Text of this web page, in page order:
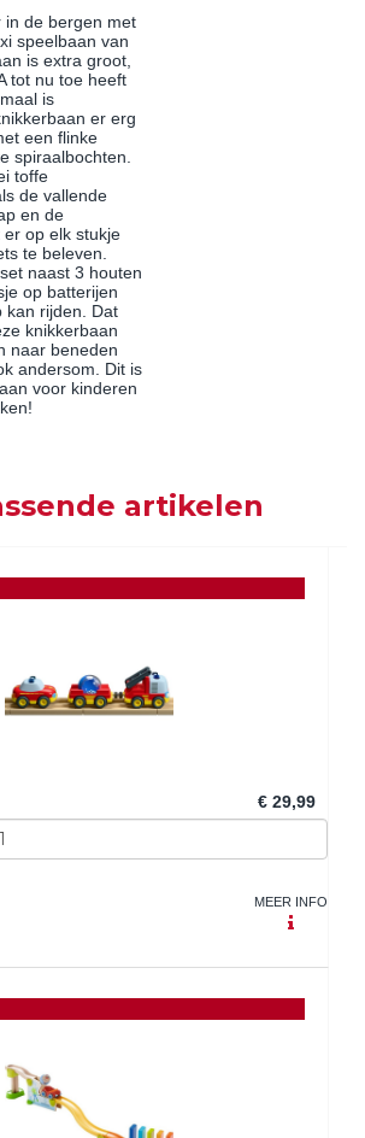
in de bergen met
speelbaan van
is extra groot,
tot nu toe heeft
is
er erg
een flinke
spiraalbochten.
toffe
de vallende
en de
op elk stukje
te beleven.
naast 3 houten
op batterijen
kan rijden. Dat
knikkerbaan
naar beneden
andersom. Dit is
voor kinderen
artikelen
€ 29,99
MEER INFO